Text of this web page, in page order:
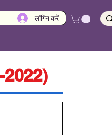
लॉगिन करें